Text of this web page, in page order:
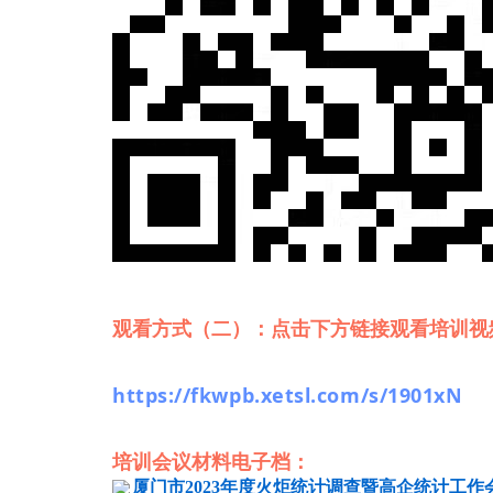
观看方式（二）：点击下方链接观看培训视
https://fkwpb.xetsl.com/s/1901xN
培训会议材料电子档：
厦门市2023年度火炬统计调查暨高企统计工作